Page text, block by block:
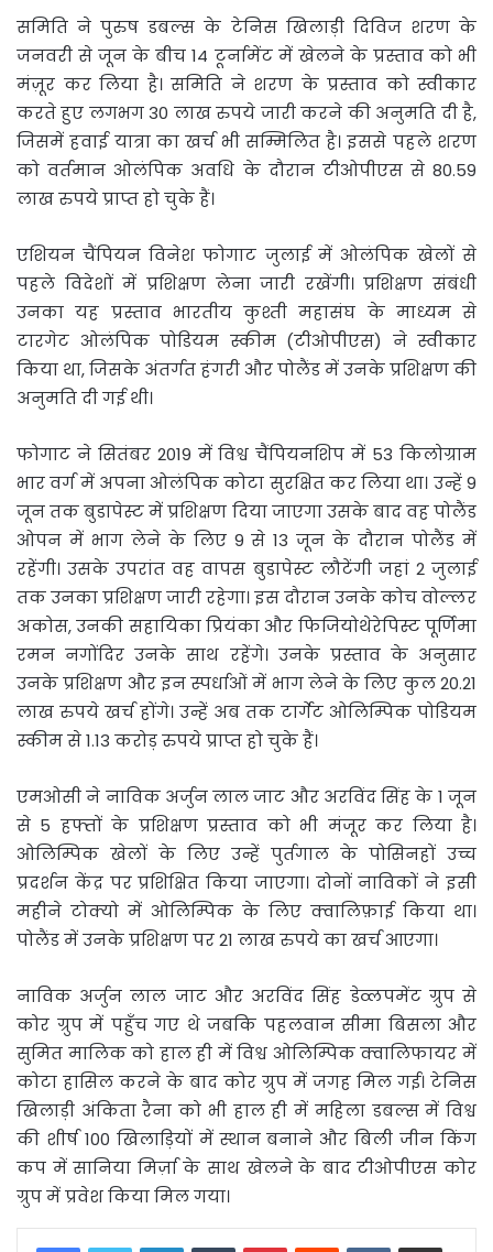
समिति ने पुरुष डबल्स के टेनिस खिलाड़ी दिविज शरण के
जनवरी से जून के बीच 14 टूर्नामेंट में खेलने के प्रस्ताव को भी
मंज़ूर कर लिया है। समिति ने शरण के प्रस्ताव को स्वीकार
करते हुए लगभग 30 लाख रुपये जारी करने की अनुमति दी है,
जिसमें हवाई यात्रा का खर्च भी सम्मिलित है। इससे पहले शरण
को वर्तमान ओलंपिक अवधि के दौरान टीओपीएस से 80.59
लाख रुपये प्राप्त हो चुके हैं।
एशियन चैंपियन विनेश फोगाट जुलाई में ओलंपिक खेलों से
पहले विदेशों में प्रशिक्षण लेना जारी रखेंगी। प्रशिक्षण संबंधी
उनका यह प्रस्ताव भारतीय कुश्ती महासंघ के माध्यम से
टारगेट ओलंपिक पोडियम स्कीम (टीओपीएस) ने स्वीकार
किया था, जिसके अंतर्गत हंगरी और पोलैंड में उनके प्रशिक्षण की
अनुमति दी गई थी।
फोगाट ने सितंबर 2019 में विश्व चैंपियनशिप में 53 किलोग्राम
भार वर्ग में अपना ओलंपिक कोटा सुरक्षित कर लिया था। उन्हें 9
जून तक बुडापेस्ट में प्रशिक्षण दिया जाएगा उसके बाद वह पोलैंड
ओपन में भाग लेने के लिए 9 से 13 जून के दौरान पोलैंड में
रहेंगी। उसके उपरांत वह वापस बुडापेस्ट लौटेंगी जहां 2 जुलाई
तक उनका प्रशिक्षण जारी रहेगा। इस दौरान उनके कोच वोल्लर
अकोस, उनकी सहायिका प्रियंका और फिजियोथेरेपिस्ट पूर्णिमा
रमन नगोंदिर उनके साथ रहेंगे। उनके प्रस्ताव के अनुसार
उनके प्रशिक्षण और इन स्पर्धाओं में भाग लेने के लिए कुल 20.21
लाख रुपये खर्च होंगे। उन्हें अब तक टार्गेट ओलिम्पिक पोडियम
स्कीम से 1.13 करोड़ रुपये प्राप्त हो चुके हैं।
एमओसी ने नाविक अर्जुन लाल जाट और अरविंद सिंह के 1 जून
से 5 हफ्तों के प्रशिक्षण प्रस्ताव को भी मंजूर कर लिया है।
ओलिम्पिक खेलों के लिए उन्हें पुर्तगाल के पोसिनहों उच्च
प्रदर्शन केंद्र पर प्रशिक्षित किया जाएगा। दोनों नाविकों ने इसी
महीने टोक्यो में ओलिम्पिक के लिए क्वालिफ़ाई किया था।
पोलैंड में उनके प्रशिक्षण पर 21 लाख रुपये का खर्च आएगा।
नाविक अर्जुन लाल जाट और अरविंद सिंह डेव्लपमेंट ग्रुप से
कोर ग्रुप में पहुँच गए थे जबकि पहलवान सीमा बिसला और
सुमित मालिक को हाल ही में विश्व ओलिम्पिक क्वालिफायर में
कोटा हासिल करने के बाद कोर ग्रुप में जगह मिल गई। टेनिस
खिलाड़ी अंकिता रैना को भी हाल ही में महिला डबल्स में विश्व
की शीर्ष 100 खिलाड़ियों में स्थान बनाने और बिली जीन किंग
कप में सानिया मिर्ज़ा के साथ खेलने के बाद टीओपीएस कोर
ग्रुप में प्रवेश किया मिल गया।
LinkedInTumblrPinterestReddit VKontakteShare via Email